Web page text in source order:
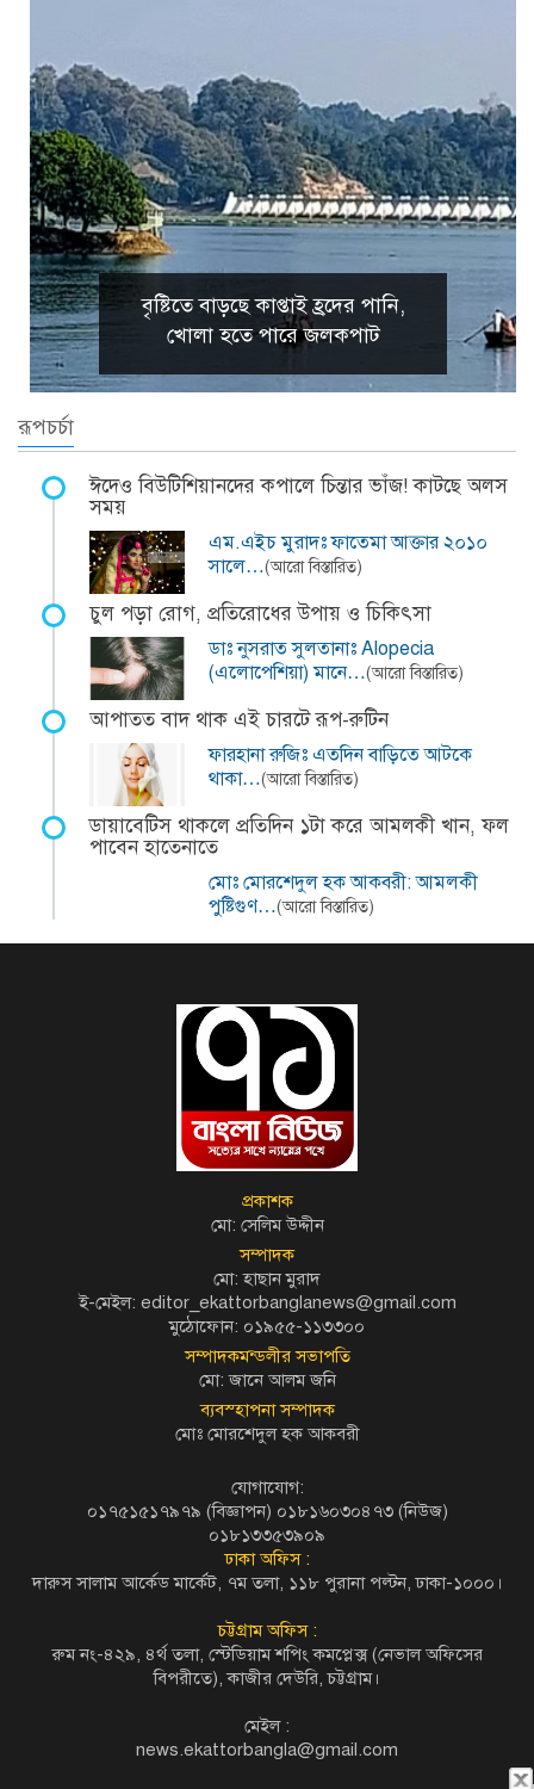
বৃষ্টিতে বাড়ছে কাপ্তাই হ্রদের পানি,
খোলা হতে পারে জলকপাট
রূপচর্চা
ঈদেও বিউটিশিয়ানদের কপালে চিন্তার ভাঁজ! কাটছে অলস
সময়
এম.এইচ মুরাদঃ ফাতেমা আক্তার ২০১০
সালে…(আরো বিস্তারিত)
চুল পড়া রোগ, প্রতিরোধের উপায় ও চিকিৎসা
ডাঃ নুসরাত সুলতানাঃ Alopecia
(এলোপেশিয়া) মানে…(আরো বিস্তারিত)
আপাতত বাদ থাক এই চারটে রূপ-রুটিন
ফারহানা রুজিঃ এতদিন বাড়িতে আটকে
থাকা…(আরো বিস্তারিত)
ডায়াবেটিস থাকলে প্রতিদিন ১টা করে আমলকী খান, ফল
পাবেন হাতেনাতে
মোঃ মোরশেদুল হক আকবরী: আমলকী
পুষ্টিগুণ…(আরো বিস্তারিত)
প্রকাশক
মো: সেলিম উদ্দীন
সম্পাদক
মো: হাছান মুরাদ
ই-মেইল: editor_ekattorbanglanews@gmail.com
মুঠোফোন: ০১৯৫৫-১১৩৩০০
সম্পাদকমন্ডলীর সভাপতি
মো: জানে আলম জনি
ব্যবস্হাপনা সম্পাদক
মোঃ মোরশেদুল হক আকবরী
যোগাযোগ:
০১৭৫১৫১৭৯৭৯ (বিজ্ঞাপন) ০১৮১৬০৩০৪৭৩ (নিউজ)
০১৮১৩৩৫৩৯০৯
ঢাকা অফিস :
দারুস সালাম আর্কেড মার্কেট, ৭ম তলা, ১১৮ পুরানা পল্টন, ঢাকা-১০০০।
চট্টগ্রাম অফিস :
রুম নং-৪২৯, ৪র্থ তলা, স্টেডিয়াম শপিং কমপ্লেক্স (নেভাল অফিসের
বিপরীতে), কাজীর দেউরি, চট্টগ্রাম।
মেইল :
news.ekattorbangla@gmail.com